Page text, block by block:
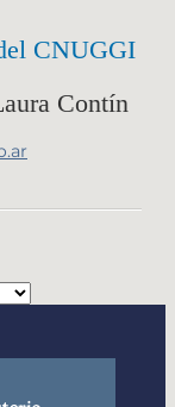
CNUGGI
Contín